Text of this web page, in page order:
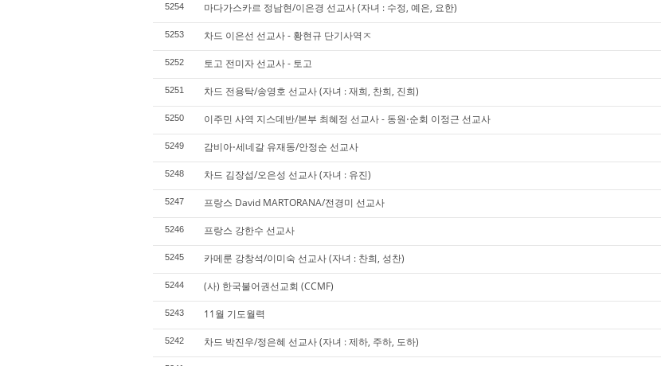
5254 마다가스카르 정남현/이은경 선교사 (자녀 : 수정, 예은, 요한)
5253 차드 이은선 선교사 - 황현규 단기사역ㅈ
5252 토고 전미자 선교사 - 토고
5251 차드 전용탁/송영호 선교사 (자녀 : 재희, 찬희, 진희)
5250 이주민 사역 지스데반/본부 최혜정 선교사 - 동원⋅순회 이정근 선교사
5249 감비아⋅세네갈 유재동/안정순 선교사
5248 차드 김장섭/오은성 선교사 (자녀 : 유진)
5247 프랑스 David MARTORANA/전경미 선교사
5246 프랑스 강한수 선교사
5245 카메룬 강창석/이미숙 선교사 (자녀 : 찬희, 성찬)
5244 (사) 한국불어권선교회 (CCMF)
5243 11월 기도월력
5242 차드 박진우/정은혜 선교사 (자녀 : 제하, 주하, 도하)